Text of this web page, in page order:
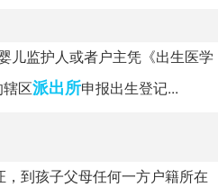
儿监护人或者户主凭《出生医学
区派出所申报出生登记...
到孩子父母任何一方户籍所在